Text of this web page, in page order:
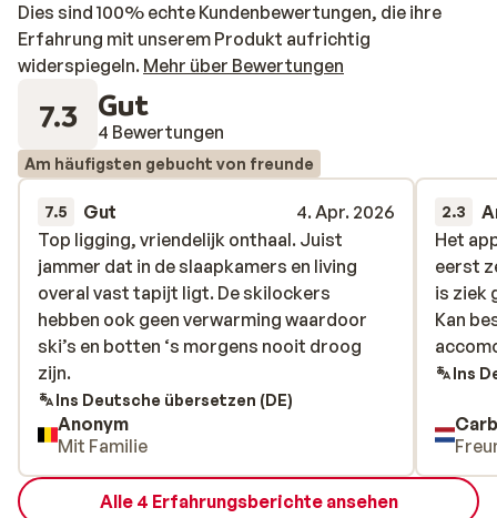
Dies sind 100% echte Kundenbewertungen, die ihre
Erfahrung mit unserem Produkt aufrichtig
widerspiegeln. Mehr über Bewertungen
7.3 Gut
4 Bewertungen
Am häufigsten gebucht von freunde
7.5 Gut
4. Apr. 2026
Top ligging, vriendelijk onthaal. Juist
jammer dat in de slaapkamers en living
overal vast tapijt ligt. De skilockers
hebben ook geen verwarming waardoor
ski’s en botten ‘s morgens nooit droog
zijn.
Top ligging, vriendelijk onthaal. Juist
jammer dat in de slaapkamers en living
overal vast tapijt ligt. De skilockers
hebben ook geen verwarming waardoor
ski’s en botten ‘s morgens nooit droog
zijn.
Ins Deutsche übersetzen (DE)
Anonym
Mit Familie
2.3
Het
eerst
is ziek
Kan
Het
eerst
is ziek
Kan
Ins
Alle 4 Erfahrungsberichte ansehen